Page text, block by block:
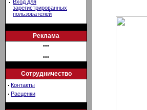
· Вход для
зарегистрированных
пользователей
Реклама
•••
•••
Сотрудничество
· Контакты
· Расценки